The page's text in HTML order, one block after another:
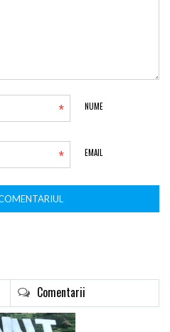
NUME
*
EMAIL
*
Comentarii